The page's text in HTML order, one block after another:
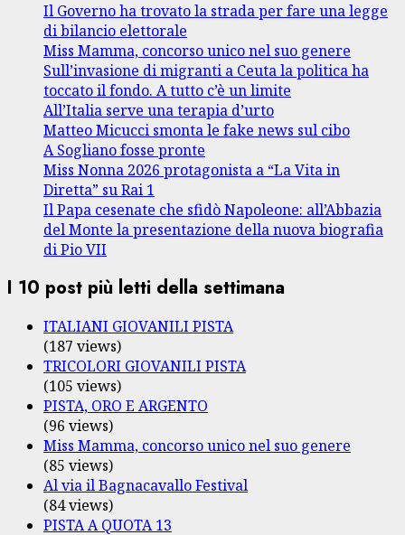
Il Governo ha trovato la strada per fare una legge
di bilancio elettorale
Miss Mamma, concorso unico nel suo genere
Sull’invasione di migranti a Ceuta la politica ha
toccato il fondo. A tutto c’è un limite
All’Italia serve una terapia d’urto
Matteo Micucci smonta le fake news sul cibo
A Sogliano fosse pronte
Miss Nonna 2026 protagonista a “La Vita in
Diretta” su Rai 1
Il Papa cesenate che sfidò Napoleone: all’Abbazia
del Monte la presentazione della nuova biografia
di Pio VII
I 10 post più letti della settimana
ITALIANI GIOVANILI PISTA
(187 views)
TRICOLORI GIOVANILI PISTA
(105 views)
PISTA, ORO E ARGENTO
(96 views)
Miss Mamma, concorso unico nel suo genere
(85 views)
Al via il Bagnacavallo Festival
(84 views)
PISTA A QUOTA 13